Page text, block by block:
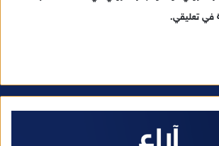
في تعليقي.